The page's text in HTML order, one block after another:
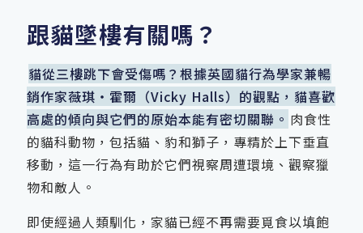
跟貓墜樓有關嗎？
貓從三樓跳下會受傷嗎？根據英國貓行為學家兼暢
銷作家薇琪‧霍爾（Vicky Halls）的觀點，貓喜歡
高處的傾向與它們的原始本能有密切關聯。 肉食性
的貓科動物，包括貓、豹和獅子，專精於上下垂直
移動，這一行為有助於它們視察周遭環境、觀察獵
物和敵人。
即使經過人類馴化，家貓已經不再需要覓食以填飽